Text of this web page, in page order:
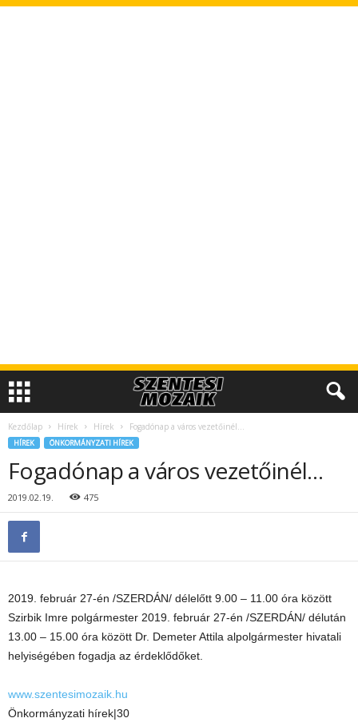
Kezdőlap Hírek Hírek Fogadónap a város vezetőinél…
HÍREK ÖNKORMÁNYZATI HÍREK
Fogadónap a város vezetőinél…
2019.02.19. 475
2019. február 27-én /SZERDÁN/ délelőtt 9.00 – 11.00 óra között
Szirbik Imre polgármester 2019. február 27-én /SZERDÁN/ délután
13.00 – 15.00 óra között Dr. Demeter Attila alpolgármester hivatali
helyiségében fogadja az érdeklődőket.
www.szentesimozaik.hu
Önkormányzati hírek|30